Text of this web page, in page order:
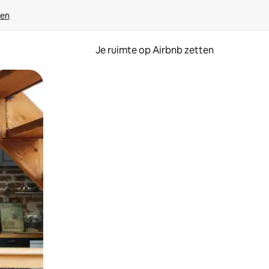
Je ruimte op Airbnb zetten
of swipen.